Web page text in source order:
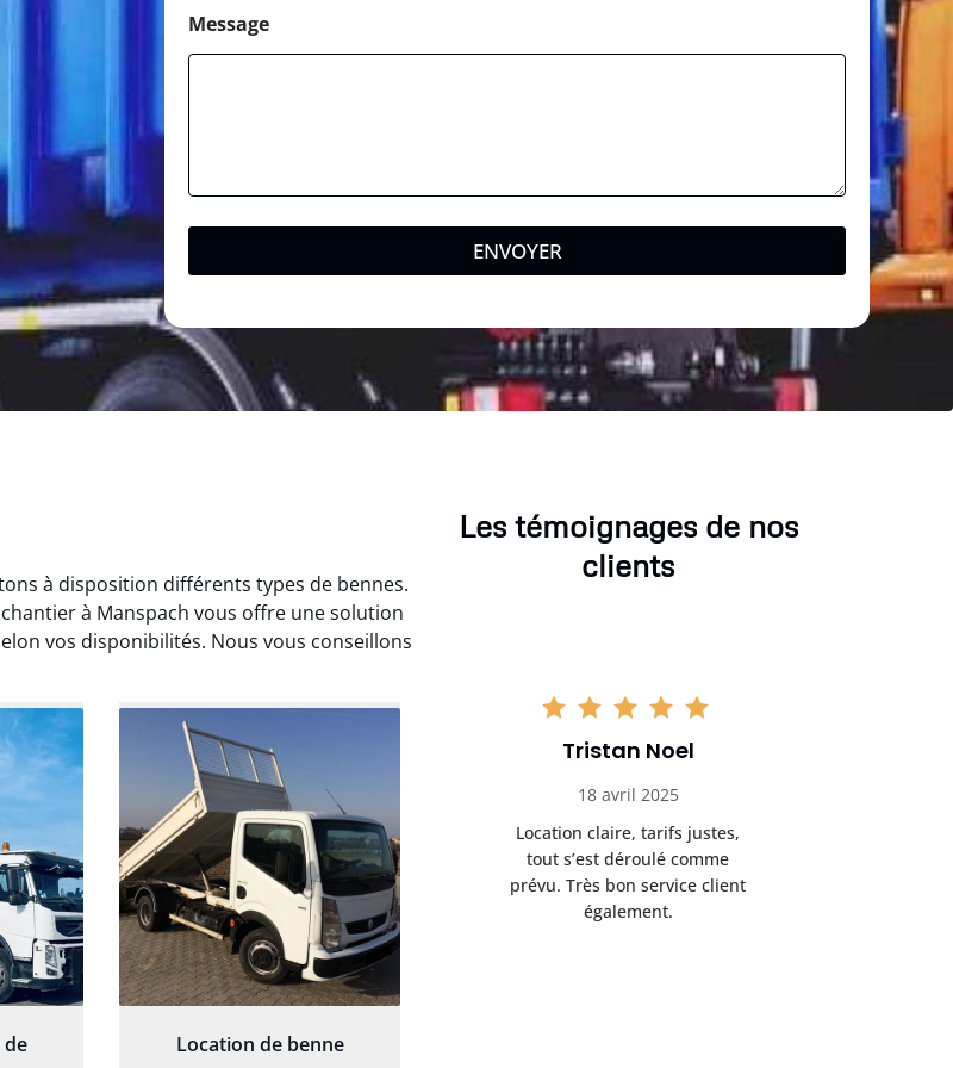
Message
ENVOYER
à disposition différents types de bennes.
à Manspach vous offre une solution
vos disponibilités. Nous vous conseillons
de
Location de benne
Les témoignages de nos
clients
a
et
Elisa Barreau
6 avril 2025
Parfait pour évacuer les
gravats de mon chantier.
Service rapide et efficace. Je
recommande sans
hésitation.
Tristan Noel
18 avril 2025
Location claire, tarifs justes,
tout s’est déroulé comme
prévu. Très bon service client
également.